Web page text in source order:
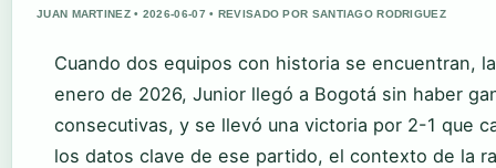
JUAN MARTINEZ • 2026-06-07 • REVISADO POR SANTIAGO RODRIGUEZ
Cuando dos equipos con historia se encuentran,
enero de 2026, Junior llegó a Bogotá sin haber
consecutivas, y se llevó una victoria por 2-1 que
los datos clave de ese partido, el contexto de la